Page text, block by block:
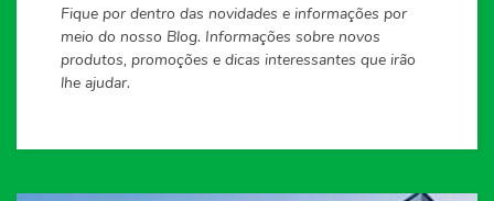
Fique por dentro das novidades e informações por
meio do nosso Blog. Informações sobre novos
produtos, promoções e dicas interessantes que irão
lhe ajudar.